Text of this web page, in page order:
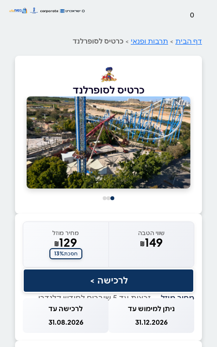
0
דף הבית > תרבות ופנאי > כרטיס לסופרלנד
כרטיס לסופרלנד
שווי הטבה
₪149
מחיר מוזל
₪129
חסכת13%
לרכישה >
מחיר מוזל — זכאות עד 5 שוברים לחודש קלנדרי
ניתן למימוש עד
31.12.2026
לרכישה עד
31.08.2026